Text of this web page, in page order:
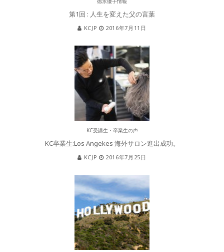
第1回 : 人生を変えた父の言葉
KCJP 2016年7月11日
KC受講生・卒業生の声
KC卒業生:Los Angekes 海外サロン進出成功。
KCJP 2016年7月25日